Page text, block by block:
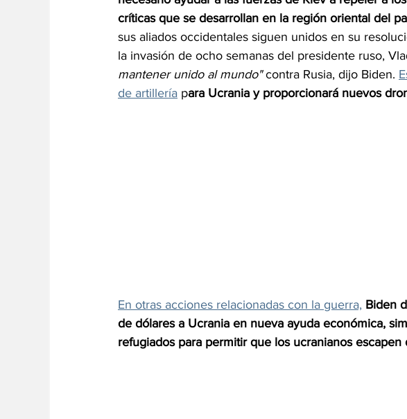
críticas que se desarrollan en la región oriental del
sus aliados occidentales siguen unidos en su
la invasión de ocho semanas del presidente ruso,
mantener unido al mundo" contra Rusia, dijo Biden.
de artillería para Ucrania y proporcionará nuevos
En otras acciones relacionadas con la guerra, Biden
de dólares a Ucrania en nueva ayuda económica,
refugiados para permitir que los ucranianos